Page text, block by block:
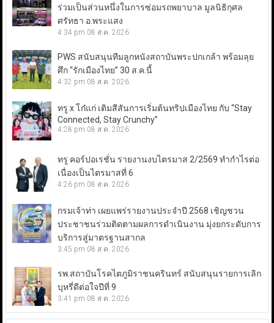
ร่วมเป็นส่วนหนึ่งในการซ่อมรถพยาบาล มูลนิธิกุศล
ศรัทธา อ.พระแสง
4:34 pm 08 ส.ค. 2026
PWS สนับสนุนทีมลูกหนังสถาบันพระปกเกล้า พร้อมลุย
ศึก “รักเมืองไทย” 30 ส.ค.นี้
4:32 pm 08 ส.ค. 2026
ทรู x โก๋แก่ เติมสีสันการเริ่มต้นทริปเมืองไทย กับ “Stay
Connected, Stay Crunchy”
4:28 pm 08 ส.ค. 2026
ทรู คอร์ปอเรชั่น รายงานงบไตรมาส 2/2569 ทำกำไรต่อ
เนื่องเป็นไตรมาสที่ 6
4:26 pm 08 ส.ค. 2026
กรมเจ้าท่า เผยแพร่รายงานประจำปี 2568 เชิญชวน
ประชาชนร่วมติดตามผลการดำเนินงาน มุ่งยกระดับการ
บริการสู่มาตรฐานสากล
3:45 pm 08 ส.ค. 2026
รพ.สถาบันโรคไตภูมิราชนครินทร์ สนับสนุนรายการเลิก
บุหรี่ดีต่อใจปีที่ 9
3:41 pm 08 ส.ค. 2026